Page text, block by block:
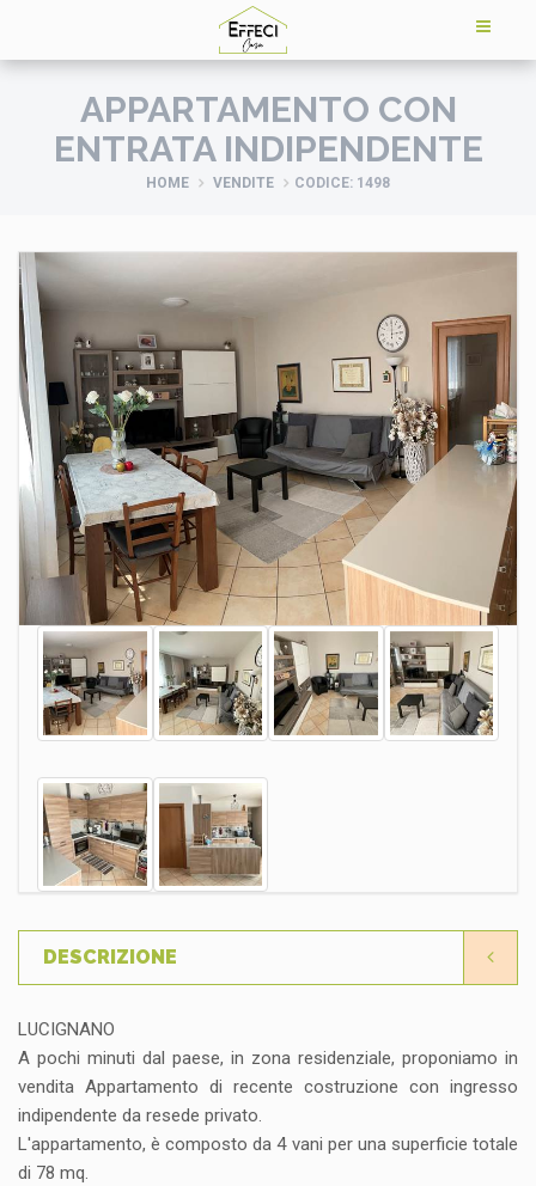
APPARTAMENTO CON
ENTRATA INDIPENDENTE
HOME VENDITE CODICE: 1498
DESCRIZIONE
LUCIGNANO
A pochi minuti dal paese, in zona residenziale, proponiamo in
vendita Appartamento di recente costruzione con ingresso
indipendente da resede privato.
L'appartamento, è composto da 4 vani per una superficie totale
di 78 mq.